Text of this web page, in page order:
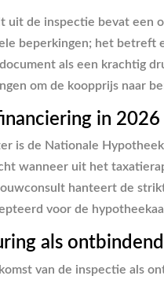
de inspectie bevat een
beperkingen; het
als een krachtig
om de koopprijs naar
in 2026
is de Nationale
wanneer uit het
hanteert de
voor de
als
van de inspectie als